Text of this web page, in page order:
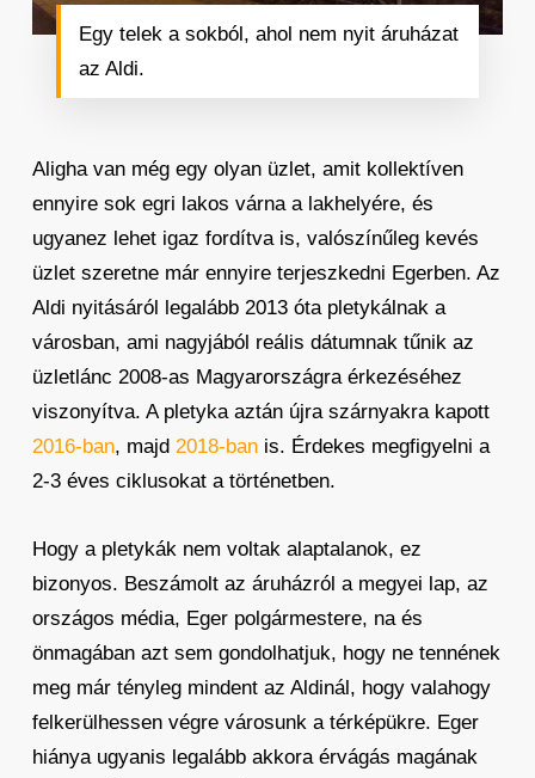
Egy telek a sokból, ahol nem nyit áruházat
az Aldi.
Aligha van még egy olyan üzlet, amit kollektíven
ennyire sok egri lakos várna a lakhelyére, és
ugyanez lehet igaz fordítva is, valószínűleg kevés
üzlet szeretne már ennyire terjeszkedni Egerben. Az
Aldi nyitásáról legalább 2013 óta pletykálnak a
városban, ami nagyjából reális dátumnak tűnik az
üzletlánc 2008-as Magyarországra érkezéséhez
viszonyítva. A pletyka aztán újra szárnyakra kapott
2016-ban, majd 2018-banis. Érdekes megfigyelni a
2-3 éves ciklusokat a történetben.
Hogy a pletykák nem voltak alaptalanok, ez
bizonyos. Beszámolt az áruházról a megyei lap, az
országos média, Eger polgármestere, na és
önmagában azt sem gondolhatjuk, hogy ne tennének
meg már tényleg mindent az Aldinál, hogy valahogy
felkerülhessen végre városunk a térképükre. Eger
hiánya ugyanis legalább akkora érvágás magának